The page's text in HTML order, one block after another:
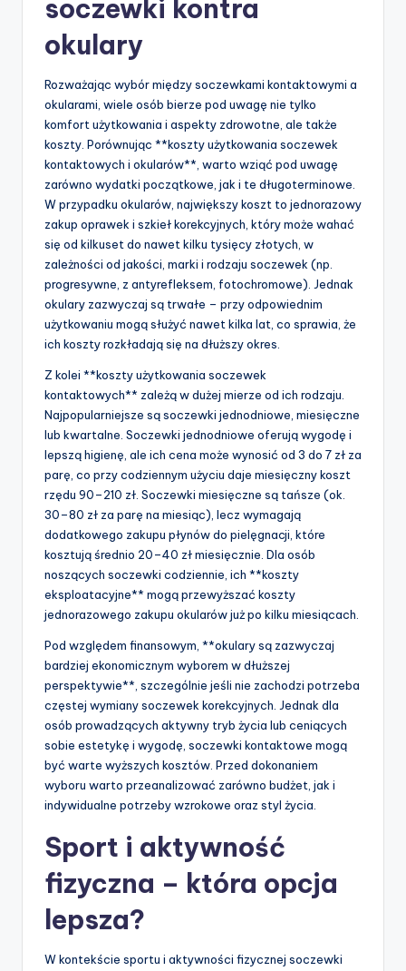
soczewki kontra
okulary
Rozważając wybór między soczewkami kontaktowymi a
okularami, wiele osób bierze pod uwagę nie tylko
komfort użytkowania i aspekty zdrowotne, ale także
koszty. Porównując **koszty użytkowania soczewek
kontaktowych i okularów**, warto wziąć pod uwagę
zarówno wydatki początkowe, jak i te długoterminowe.
W przypadku okularów, największy koszt to jednorazowy
zakup oprawek i szkieł korekcyjnych, który może wahać
się od kilkuset do nawet kilku tysięcy złotych, w
zależności od jakości, marki i rodzaju soczewek (np.
progresywne, z antyrefleksem, fotochromowe). Jednak
okulary zazwyczaj są trwałe – przy odpowiednim
użytkowaniu mogą służyć nawet kilka lat, co sprawia, że
ich koszty rozkładają się na dłuższy okres.
Z kolei **koszty użytkowania soczewek
kontaktowych** zależą w dużej mierze od ich rodzaju.
Najpopularniejsze są soczewki jednodniowe, miesięczne
lub kwartalne. Soczewki jednodniowe oferują wygodę i
lepszą higienę, ale ich cena może wynosić od 3 do 7 zł za
parę, co przy codziennym użyciu daje miesięczny koszt
rzędu 90–210 zł. Soczewki miesięczne są tańsze (ok.
30–80 zł za parę na miesiąc), lecz wymagają
dodatkowego zakupu płynów do pielęgnacji, które
kosztują średnio 20–40 zł miesięcznie. Dla osób
noszących soczewki codziennie, ich **koszty
eksploatacyjne** mogą przewyższać koszty
jednorazowego zakupu okularów już po kilku miesiącach.
Pod względem finansowym, **okulary są zazwyczaj
bardziej ekonomicznym wyborem w dłuższej
perspektywie**, szczególnie jeśli nie zachodzi potrzeba
częstej wymiany soczewek korekcyjnych. Jednak dla
osób prowadzących aktywny tryb życia lub ceniących
sobie estetykę i wygodę, soczewki kontaktowe mogą
być warte wyższych kosztów. Przed dokonaniem
wyboru warto przeanalizować zarówno budżet, jak i
indywidualne potrzeby wzrokowe oraz styl życia.
Sport i aktywność
fizyczna – która opcja
lepsza?
W kontekście sportu i aktywności fizycznej soczewki